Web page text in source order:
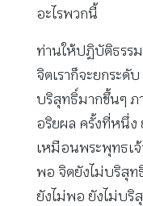
อะไรพวกนี้
ท่านให้ปฏิบัติธรร
จิตเราก็จะยกระดั
บริสุทธิ์มากขึ้นๆ ภ
อริยผล ครั้งที่หนึ่ง
เหมือนพระพุทธเจ้
พอ จิตยังไม่บริสุท
ยังไม่พอ ยังไม่บริ